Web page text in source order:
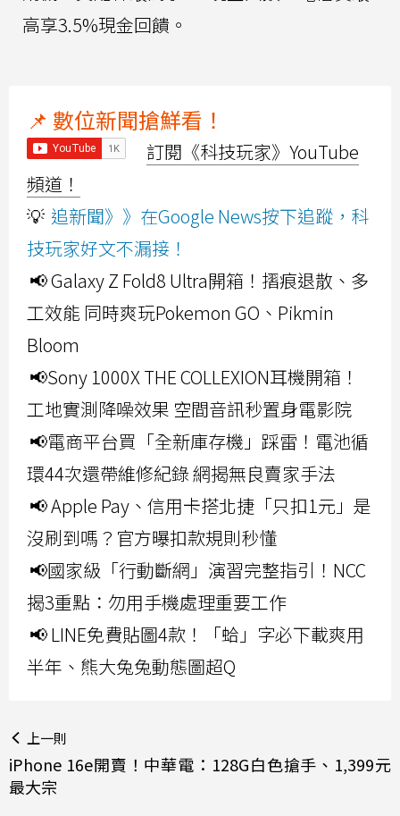
高享3.5%現金回饋。
📌 數位新聞搶鮮看！
訂閱《科技玩家》YouTube
頻道！
💡 追新聞》》在Google News按下追蹤，科
技玩家好文不漏接！
📢 Galaxy Z Fold8 Ultra開箱！摺痕退散、多
工效能 同時爽玩Pokemon GO、Pikmin
Bloom
📢Sony 1000X THE COLLEXION耳機開箱！
工地實測降噪效果 空間音訊秒置身電影院
📢電商平台買「全新庫存機」踩雷！電池循
環44次還帶維修紀錄 網揭無良賣家手法
📢 Apple Pay、信用卡搭北捷「只扣1元」是
沒刷到嗎？官方曝扣款規則秒懂
📢國家級「行動斷網」演習完整指引！NCC
揭3重點：勿用手機處理重要工作
📢 LINE免費貼圖4款！「蛤」字必下載爽用
半年、熊大兔兔動態圖超Q
上一則
iPhone 16e開賣！中華電：128G白色搶手、1,399元
最大宗